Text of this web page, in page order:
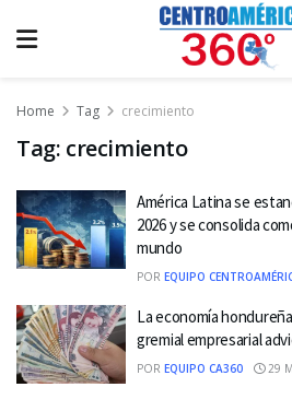
Home Tag crecimiento
Tag: crecimiento
América Latina se
2026 y se consolida
mundo
POR EQUIPO
La economía
gremial empresarial
POR EQUIPO CA360 29